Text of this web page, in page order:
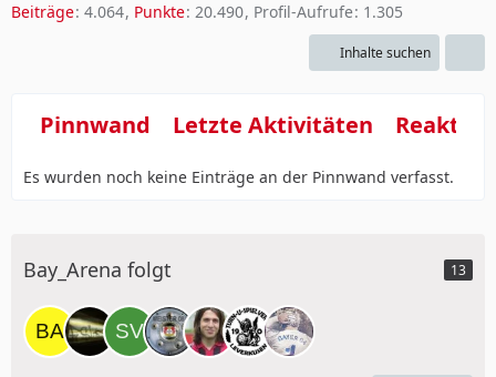
Beiträge 4.064 Punkte 20.490 Profil-Aufrufe 1.305
Inhalte suchen
Pinnwand Letzte Aktivitäten
Es wurden noch keine Einträge an der Pinnwand verfasst.
Bay_Arena folgt 13